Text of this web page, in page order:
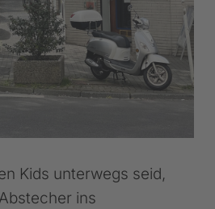
Kids unterwegs seid,
ins